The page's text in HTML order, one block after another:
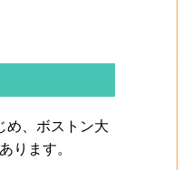
め、ボストン大
ります。